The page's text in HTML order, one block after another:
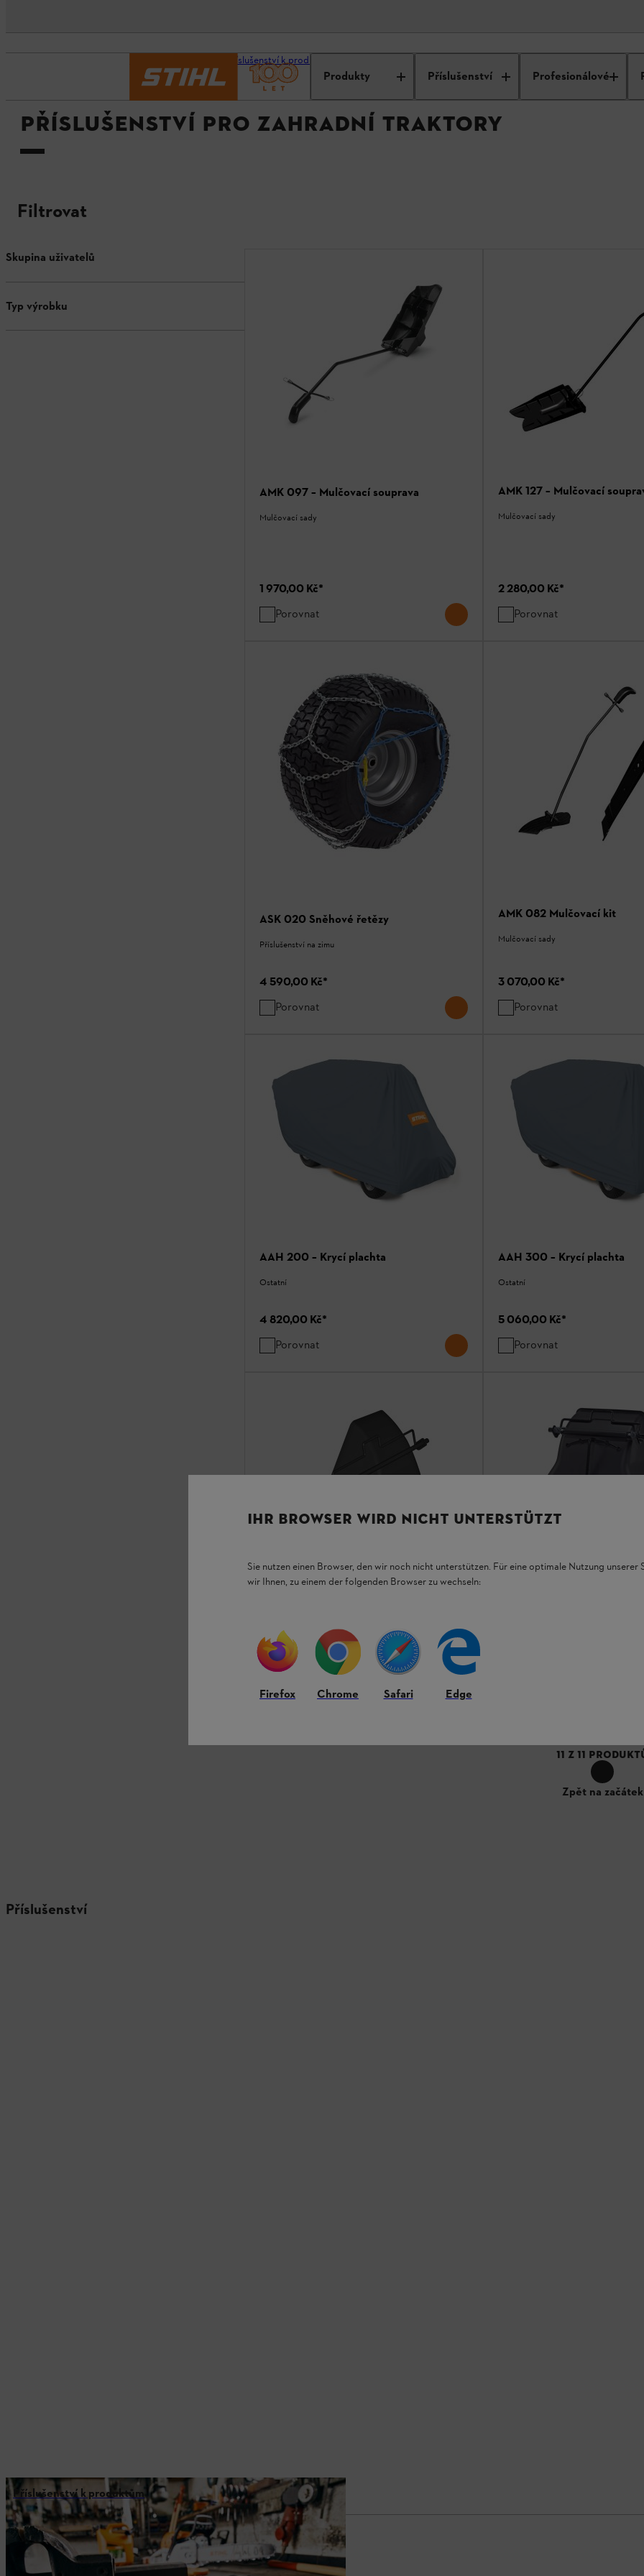
Produkty Příslušenství Profesionálové
Příslušenství k produktům
PŘÍSLUŠENSTVÍ PRO ZAHRADNÍ TRAKTORY
Filtrovat
Skupina uživatelů
Typ výrobku
AMK 097 – Mulčovací souprava
Mulčovací sady
1 970,00 Kč*
Porovnat
AMK 127 – Mulčovací
Mulčovací sady
2 280,00 Kč*
Porovnat
ASK 020 Sněhové řetězy
Příslušenství na zimu
4 590,00 Kč*
Porovnat
AMK 082 Mulčovací kit
Mulčovací sady
3 070,00 Kč*
Porovnat
AAH 200 – Krycí plachta
Ostatní
4 820,00 Kč*
Porovnat
AAH 300 – Krycí plachta
Ostatní
5 060,00 Kč*
Porovnat
Ostatní
4 110,00 Kč
*
Porovnat
11 Z 11
Zpět na začátek
Příslušenství
Příslušenství k produktům
IHR BROWSER WIRD NICHT UNTERSTÜTZT
Sie nutzen einen Browser, den wir noch nicht unterstützen. Für eine optimale Nutzung unserer
wir Ihnen, zu einem der folgenden Browser zu wechseln:
Firefox Chrome Safari Edge